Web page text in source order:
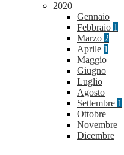
2020
Gennaio
Febbraio 1
Marzo 2
Aprile 1
Maggio
Giugno
Luglio
Agosto
Settembre 1
Ottobre
Novembre
Dicembre